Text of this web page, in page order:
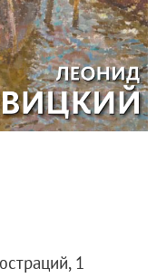
половины
XVII-XXI
мира. К
III и её
света
1